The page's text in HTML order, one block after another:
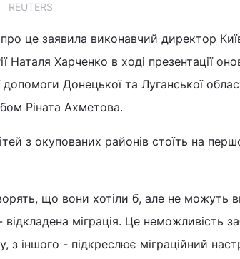
REUTERS
це заявила виконавчий директор
Наталя Харченко в ході презентації
Донецької та Луганської
Ріната Ахметова.
з окупованих районів стоїть на
що вони хотіли б, але не можуть
міграція. Це неможливість
з іншого - підкреслює міграційний